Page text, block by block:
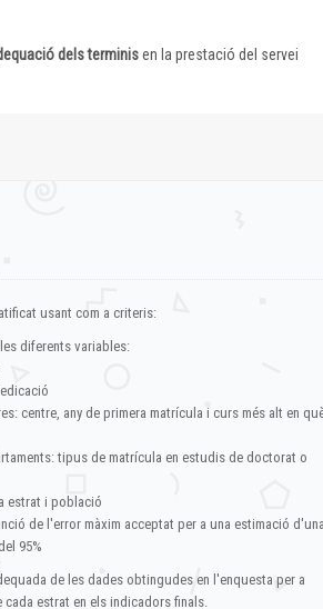
dels terminisen la prestació del servei
usant com a criteris:
diferents variables:
centre, any de primera matrícula i curs més alt en
tipus de matrícula en estudis de doctorat o
estrat i població
de l'error màxim acceptat per a una estimació d'una
95%
de les dades obtingudes en l'enquesta per a
estrat en els indicadors finals.